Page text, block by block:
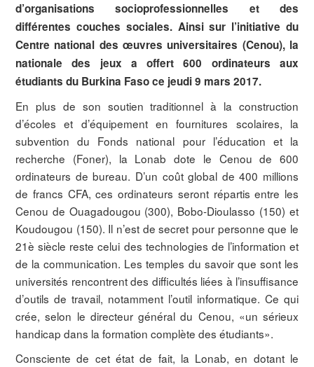
d’organisations socioprofessionnelles et des
différentes couches sociales. Ainsi sur l’initiative du
Centre national des œuvres universitaires (Cenou), la
nationale des jeux a offert 600 ordinateurs aux
étudiants du Burkina Faso ce jeudi 9 mars 2017.
En plus de son soutien traditionnel à la construction
d’écoles et d’équipement en fournitures scolaires, la
subvention du Fonds national pour l’éducation et la
recherche (Foner), la Lonab dote le Cenou de 600
ordinateurs de bureau. D’un coût global de 400 millions
de francs CFA, ces ordinateurs seront répartis entre les
Cenou de Ouagadougou (300), Bobo-Dioulasso (150) et
Koudougou (150). Il n’est de secret pour personne que le
21è siècle reste celui des technologies de l’information et
de la communication. Les temples du savoir que sont les
universités rencontrent des difficultés liées à l’insuffisance
d’outils de travail, notamment l’outil informatique. Ce qui
crée, selon le directeur général du Cenou, «un sérieux
handicap dans la formation complète des étudiants».
Consciente de cet état de fait, la Lonab, en dotant le